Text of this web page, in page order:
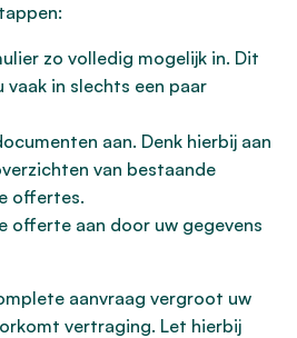
zo volledig mogelijk in. Dit
in slechts een paar
aan. Denk hierbij aan
van bestaande
offertes.
offerte aan door uw gegevens
aanvraag vergroot uw
vertraging. Let hierbij